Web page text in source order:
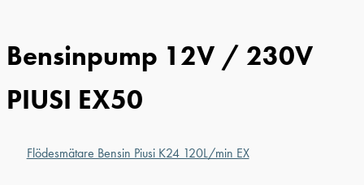
Bensinpump 12V / 230V
PIUSI EX50
Flödesmätare Bensin Piusi K24 120L/min EX